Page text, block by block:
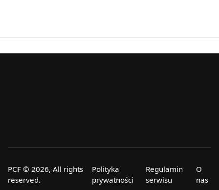
PCF © 2026, All rights
reserved.
Polityka
prywatności
Regulamin
serwisu
O
nas